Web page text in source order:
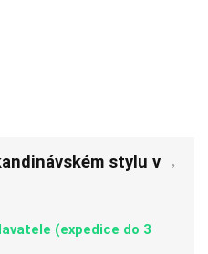
stylu v
(expedice do 3